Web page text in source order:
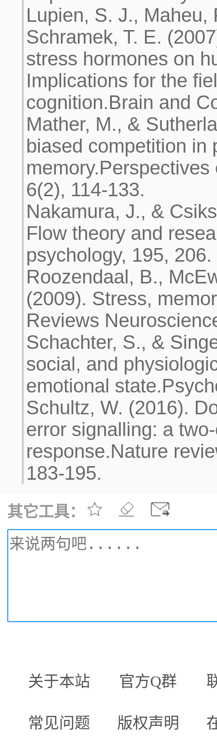
Lupien, S. J., Maheu,
Schramek, T. E.
stress hormones on
Implications for the
cognition.Brain and
Mather, M., &
biased competition in
6(2), 114-133.
Nakamura, J., &
Flow theory and
psychology, 195, 206.
Roozendaal, B.,
(2009). Stress,
Reviews
Schachter, S., &
social, and
emotional
Schultz, W. (2016).
error signalling: a
response.Nature
183-195.
关于本站 官方Q群
常见问题 版权声明